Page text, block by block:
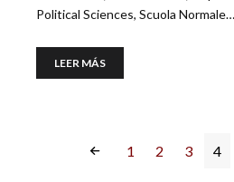
Political Sciences, Scuola Normale…
LEER MÁS
1 2 3 4